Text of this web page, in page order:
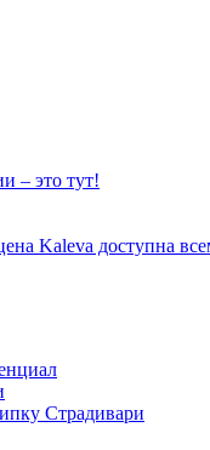
– это тут!
Kaleva доступна
Страдивари